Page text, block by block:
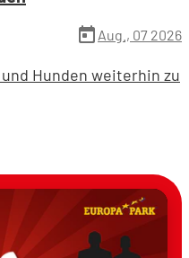
today Aug., 07 2026
Hunden weiterhin zu